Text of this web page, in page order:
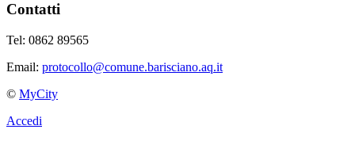
Contatti
Tel: 0862 89565
Email: protocollo@comune.barisciano.aq.it
© MyCity
Accedi